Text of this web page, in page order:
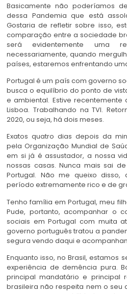
Basicamente não poderíamos
dessa Pandemia que está
Gostaria de refletir sobre isso,
comparação entre a sociedade
será evidentemente uma
necessariamente, quando
países, estaremos enfrentando
Portugal é um país com governo
busca o equilíbrio do ponto de
e ambiental. Estive
Lisboa. Trabalhando na TVI.
2020, ou seja, há dois meses.
Exatos quatro dias depois da
pela Organização Mundial de
em si já é assustador, a nossa
nossas casas. Nunca mais sai
Portugal. Não me queixo
período extremamente rico e de
Tenho família em Portugal, meu
Pude, portanto, acompanhar o
sociais em Portugal com muita
governo português tratou a
segura vendo daqui e
Enquanto isso, no Brasil, estamos
experiência de demência pura.
principal mandatário e principal
brasileira não respeita nem o seu